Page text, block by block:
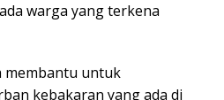
warga yang terkena
membantu untuk
kebakaran yang ada di